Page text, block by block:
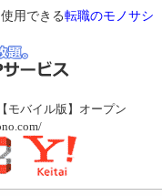
用できる転職のモノサシ
モバイル版】オープン